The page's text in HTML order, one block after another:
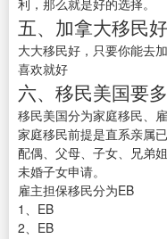
利，那么就是好的选择。
五、加拿大移民
大大移民好，只要你能去
喜欢就好
六、移民美国要
移民美国分为家庭移民、
家庭移民前提是直系亲属
配偶、父母、子女、兄弟
未婚子女申请。
雇主担保移民分为EB
1、EB
2、EB